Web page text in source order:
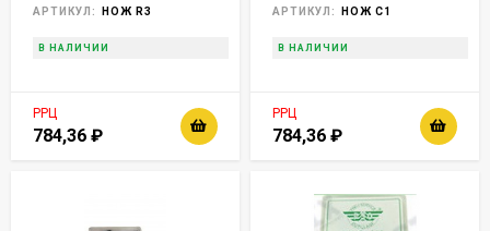
АРТИКУЛ: НОЖ R3
В НАЛИЧИИ
РРЦ
784,36 ₽
АРТИКУЛ: НОЖ C1
В НАЛИЧИИ
РРЦ
784,36 ₽